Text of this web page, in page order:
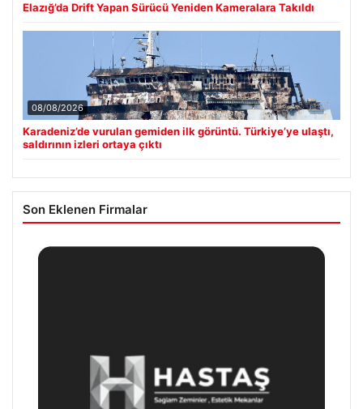
Elazığ’da Drift Yapan Sürücü Yeniden Kameralara Takıldı
08/08/2026
Karadeniz’de vurulan gemiden ilk görüntü. Türkiye’ye ulaştı,
saldırının izleri ortaya çıktı
Son Eklenen Firmalar